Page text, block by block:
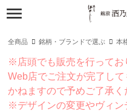
全商品 銘柄・ブランドで選ぶ 本
※店頭でも販売を行ってお
Web店でご注文が完了し
かねますので予めご了承く
※デザインの変更やヴィン